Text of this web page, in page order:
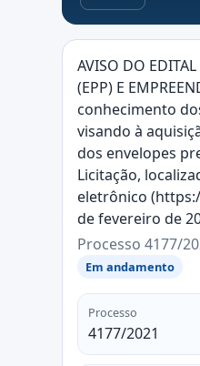
AVISO DO
(EPP) E
conhecimento
visando à
dos envelopes
Licitação,
eletrônico
de fevereiro de
Processo 4177/
Em andamento
Processo
4177/2021